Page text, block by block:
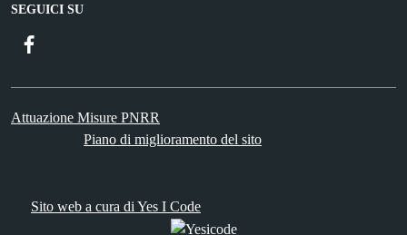
SEGUICI SU
Attuazione Misure PNRR
Piano di miglioramento del sito
Sito web a cura di Yes I Code